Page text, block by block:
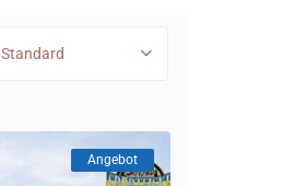
Standard
Angebot